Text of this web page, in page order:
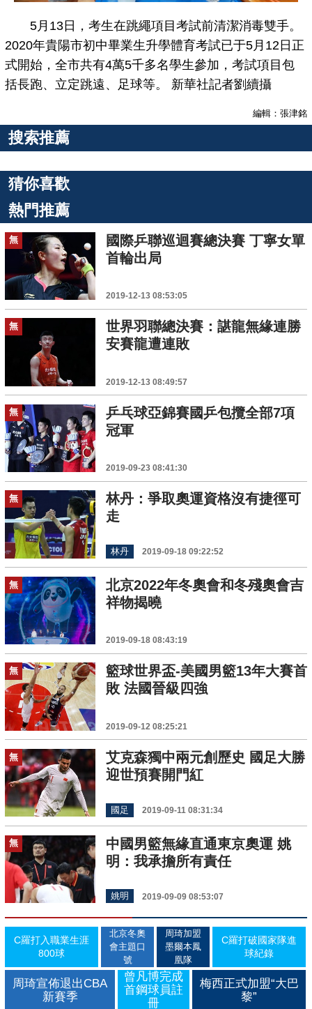
5月13日，考生在跳繩項目考試前清潔消毒雙手。
2020年貴陽市初中畢業生升學體育考試已于5月12日正
式開始，全市共有4萬5千多名學生參加，考試項目包
括長跑、立定跳遠、足球等。 新華社記者劉續攝
編輯：張津銘
搜索推薦
猜你喜歡
熱門推薦
無
國際乒聯巡迴賽總決賽 丁寧女單
首輪出局
2019-12-13 08:53:05
無
世界羽聯總決賽：諶龍無緣連勝
安賽龍遭連敗
2019-12-13 08:49:57
無
乒乓球亞錦賽國乒包攬全部7項
冠軍
2019-09-23 08:41:30
無
林丹：爭取奧運資格沒有捷徑可
走
林丹 2019-09-18 09:22:52
無
北京2022年冬奧會和冬殘奧會吉
祥物揭曉
2019-09-18 08:43:19
無
籃球世界盃-美國男籃13年大賽首
敗 法國晉級四強
2019-09-12 08:25:21
無
艾克森獨中兩元創歷史 國足大勝
迎世預賽開門紅
國足 2019-09-11 08:31:34
無
中國男籃無緣直通東京奧運 姚
明：我承擔所有責任
姚明 2019-09-09 08:53:07
C羅打入職業生涯
800球
北京冬奧
會主題口
號
周琦加盟
墨爾本鳳
凰隊
C羅打破國家隊進
球紀錄
周琦宣佈退出CBA
新賽季
曾凡博完成
首鋼球員註
冊
梅西正式加盟“大巴
黎”